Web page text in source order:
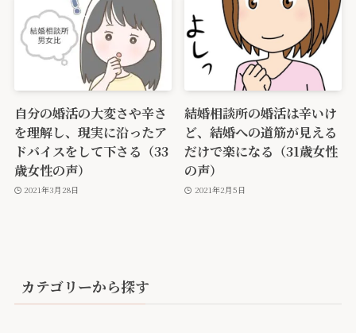
自分の婚活の大変さや辛さ
を理解し、現実に沿ったア
ドバイスをして下さる（33
歳女性の声）
2021年3月28日
結婚相談所の婚活は辛いけ
ど、結婚への道筋が見える
だけで楽になる（31歳女性
の声）
2021年2月5日
カテゴリーから探す